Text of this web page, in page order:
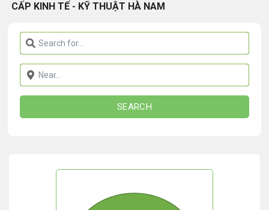
CẤP KINH TẾ - KỸ THUẬT HÀ NAM
SEARCH